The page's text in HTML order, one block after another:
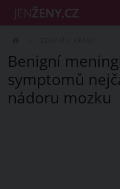
Benigní
symptomů
nádoru mozku